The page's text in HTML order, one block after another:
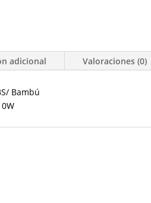
adicional Valoraciones (0)
Bambú